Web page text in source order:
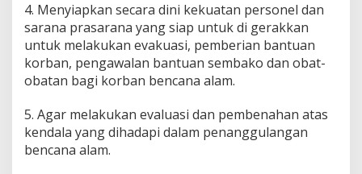
4. Menyiapkan secara dini kekuatan personel dan
sarana prasarana yang siap untuk di gerakkan
untuk melakukan evakuasi, pemberian bantuan
korban, pengawalan bantuan sembako dan obat-
obatan bagi korban bencana alam.
5. Agar melakukan evaluasi dan pembenahan atas
kendala yang dihadapi dalam penanggulangan
bencana alam.